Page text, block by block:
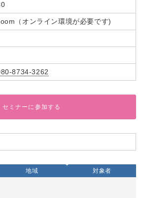
（オンライン環境が必要です)
8734-3262
セミナーに参加する
地域 対象者